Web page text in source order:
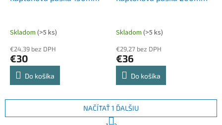
Skladom (>5 ks)
€24,39 bez DPH
€30
Do košíka
Skladom (>5 ks)
€29,27 bez DPH
€36
Do košíka
NAČÍTAŤ 1 ĎALŠIU